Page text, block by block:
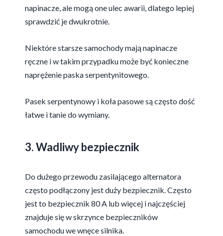
napinacze, ale mogą one ulec awarii, dlatego lepiej
sprawdzić je dwukrotnie.
Niektóre starsze samochody mają napinacze
ręczne i w takim przypadku może być konieczne
naprężenie paska serpentynitowego.
Pasek serpentynowy i koła pasowe są często dość
łatwe i tanie do wymiany.
3. Wadliwy bezpiecznik
Do dużego przewodu zasilającego alternatora
często podłączony jest duży bezpiecznik. Często
jest to bezpiecznik 80 A lub więcej i najczęściej
znajduje się w skrzynce bezpieczników
samochodu we wnęce silnika.